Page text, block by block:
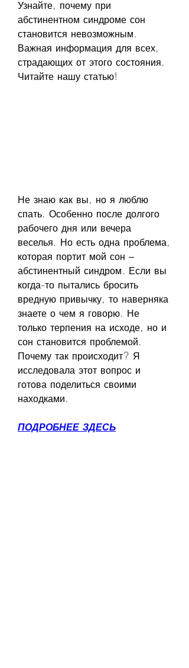
Узнайте, почему при
абстинентном синдроме сон
становится невозможным.
Важная информация для всех,
страдающих от этого состояния.
Читайте нашу статью!
Не знаю как вы, но я люблю
спать. Особенно после долгого
рабочего дня или вечера
веселья. Но есть одна проблема,
которая портит мой сон –
абстинентный синдром. Если вы
когда-то пытались бросить
вредную привычку, то наверняка
знаете о чем я говорю. Не
только терпения на исходе, но и
сон становится проблемой.
Почему так происходит? Я
исследовала этот вопрос и
готова поделиться своими
находками.
ПОДРОБНЕЕ ЗДЕСЬ